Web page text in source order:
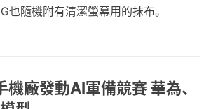
也隨機附有清潔螢幕用的抹布。
機廠發動AI軍備競賽 華為、